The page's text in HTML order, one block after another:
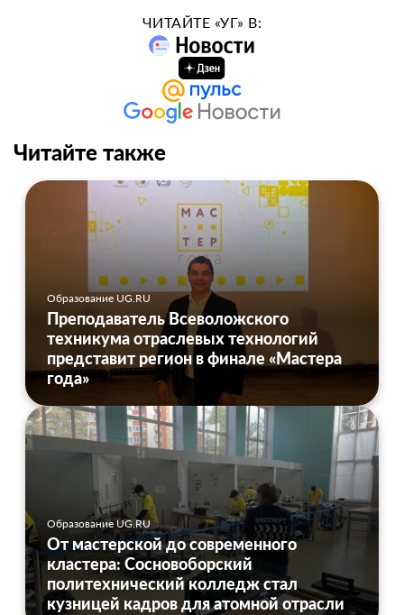
ЧИТАЙТЕ «УГ» В:
Читайте также
Образование UG.RU
Преподаватель Всеволожского
техникума отраслевых технологий
представит регион в финале «Мастера
года»
Образование UG.RU
От мастерской до современного
кластера: Сосновоборский
политехнический колледж стал
кузницей кадров для атомной отрасли